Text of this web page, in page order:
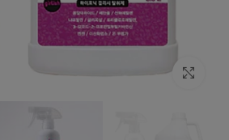
Click to enlarge